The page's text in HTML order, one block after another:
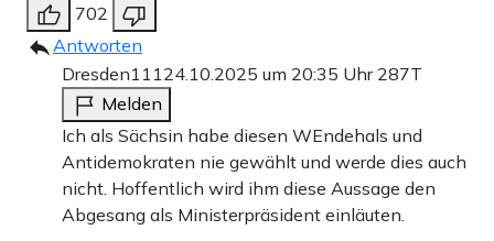
702
Antworten
Dresden11124.10.2025 um 20:35 Uhr 287T
Melden
Ich als Sächsin habe diesen WEndehals und
Antidemokraten nie gewählt und werde dies auch
nicht. Hoffentlich wird ihm diese Aussage den
Abgesang als Ministerpräsident einläuten.